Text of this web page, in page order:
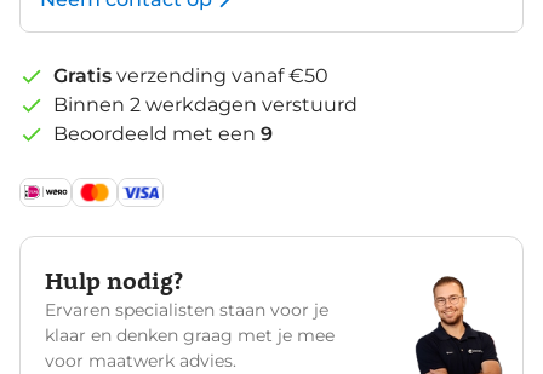
Gratis verzending vanaf €50
Binnen 2 werkdagen verstuurd
Beoordeeld met een 9
Hulp nodig?
Ervaren specialisten staan voor je
klaar en denken graag met je mee
voor maatwerk advies.